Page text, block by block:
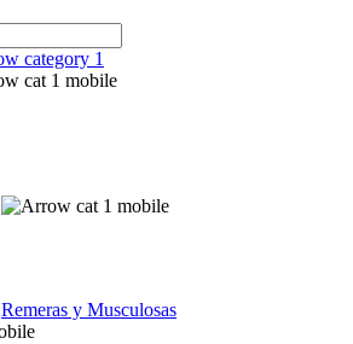
Remeras y Musculosas